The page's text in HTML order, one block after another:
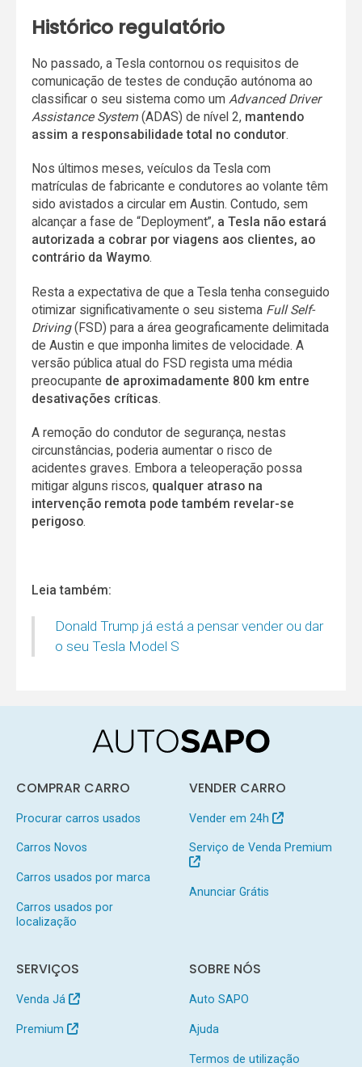
Histórico regulatório
No passado, a Tesla contornou os requisitos de
comunicação de testes de condução autónoma ao
classificar o seu sistema como umAdvanced Driver
Assistance System(ADAS) de nível 2, mantendo
assim a responsabilidade total no condutor.
Nos últimos meses, veículos da Tesla com
matrículas de fabricante e condutores ao volante têm
sido avistados a circular em Austin. Contudo, sem
alcançar a fase de “Deployment”, a Tesla não estará
autorizada a cobrar por viagens aos clientes, ao
contrário da Waymo.
Resta a expectativa de que a Tesla tenha conseguido
otimizar significativamente o seu sistema Full Self-
Driving(FSD) para a área geograficamente delimitada
de Austin e que imponha limites de velocidade. A
versão pública atual do FSD regista uma média
preocupante de aproximadamente 800 km entre
desativações críticas.
A remoção do condutor de segurança, nestas
circunstâncias, poderia aumentar o risco de
acidentes graves. Embora a teleoperação possa
mitigar alguns riscos, qualquer atraso na
intervenção remota pode também revelar-se
perigoso.
Leia também:
Donald Trump já está a pensar vender ou dar
o seu Tesla Model S
COMPRAR CARRO
Procurar carros usados
Carros Novos
Carros usados por marca
Carros usados por
localização
VENDER CARRO
Vender em 24h
Serviço de Venda Premium
Anunciar Grátis
SERVIÇOS
Venda Já
Premium
SOBRE NÓS
Auto SAPO
Ajuda
Termos de utilização